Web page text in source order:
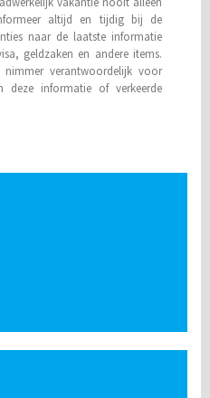
altijd en tijdig bij de
naar de laatste informatie
geldzaken en andere items.
verantwoordelijk voor
deze informatie of verkeerde